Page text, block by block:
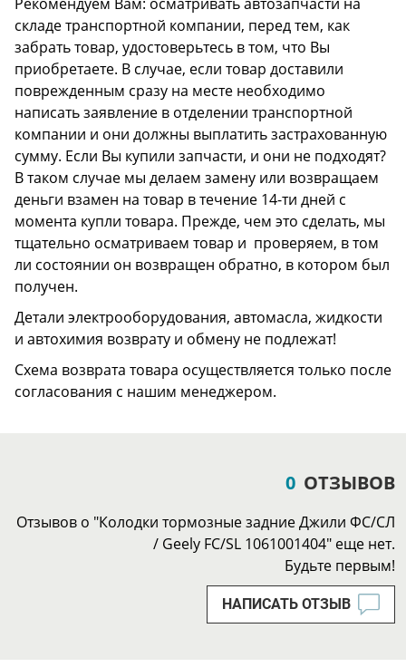
складе транспортной компании, перед тем, как
забрать товар, удостоверьтесь в том, что Вы
приобретаете. В случае, если товар доставили
поврежденным сразу на месте необходимо
написать заявление в отделении транспортной
компании и они должны выплатить застрахованную
сумму. Если Вы купили запчасти, и они не подходят?
В таком случае мы делаем замену или возвращаем
деньги взамен на товар в течение 14-ти дней с
момента купли товара. Прежде, чем это сделать, мы
тщательно осматриваем товар и проверяем, в том
ли состоянии он возвращен обратно, в котором был
получен.
Детали электрооборудования, автомасла, жидкости
и автохимия возврату и обмену не подлежат!
Схема возврата товара осуществляется только после
согласования с нашим менеджером.
0 ОТЗЫВОВ
Отзывов о "Колодки тормозные задние Джили ФС/СЛ
/ Geely FC/SL 1061001404" еще нет.
Будьте первым!
НАПИСАТЬ ОТЗЫВ